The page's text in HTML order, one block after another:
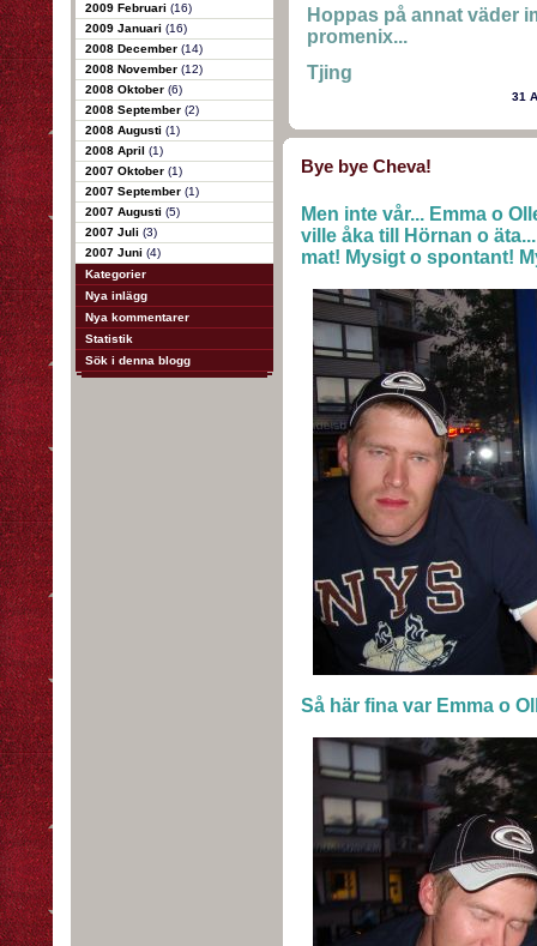
2009 Februari (16)
2009 Januari (16)
2008 December (14)
2008 November (12)
2008 Oktober (6)
2008 September (2)
2008 Augusti (1)
2008 April (1)
2007 Oktober (1)
2007 September (1)
2007 Augusti (5)
2007 Juli (3)
2007 Juni (4)
Kategorier
Nya inlägg
Nya kommentarer
Statistik
Sök i denna blogg
Hoppas på annat väder
promenix...
Tjing
31
Bye bye Cheva!
Men inte vår... Emma o
ville åka till Hörnan o
mat! Mysigt o spontant!
Så här fina var Emma o